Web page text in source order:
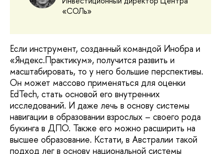
«СОЛь»
Если инструмент, созданный командой Инобра и
«Яндекс.Практикум», получится развить и
масштабировать, то у него большие перспективы.
Он может массово применяться для оценки
EdTech, стать основой его внутренних
исследований. И даже лечь в основу системы
навигации в образовании взрослых – своего рода
букинга в ДПО. Также его можно расширить на
высшее образование. Кстати, в Австралии такой
подход лег в основу национальной системы